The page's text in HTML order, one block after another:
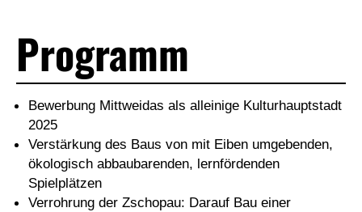
Programm
Bewerbung Mittweidas als alleinige Kulturhauptstadt
2025
Verstärkung des Baus von mit Eiben umgebenden,
ökologisch abbaubarenden, lernfördenden
Spielplätzen
Verrohrung der Zschopau: Darauf Bau einer